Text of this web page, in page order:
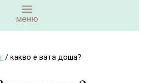
/какво е вата доша?